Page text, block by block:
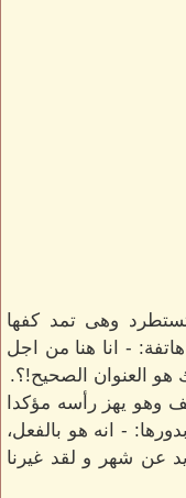
وهى تمد كفها
- انا هنا من اجل
هو العنوان الصحيح!؟.
وهو يهز رأسه مؤكدا
- انه هو بالفعل،
عن شهر و لقد غيرنا